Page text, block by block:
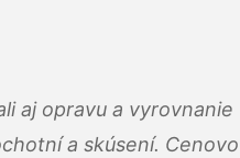
aj opravu a vyrovnanie
a skúsení. Cenovo